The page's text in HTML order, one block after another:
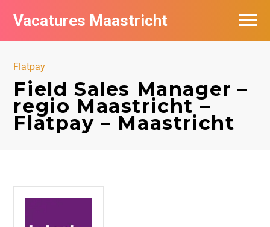
Vacatures Maastricht
Flatpay
Field Sales Manager –
regio Maastricht –
Flatpay – Maastricht
Vacatures per bedrijf in Maastricht
De populairste vacatures in Maastricht